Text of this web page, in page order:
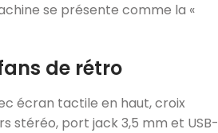
se présente comme la «
de rétro
écran tactile en haut, croix
stéréo, port jack 3,5 mm et USB-